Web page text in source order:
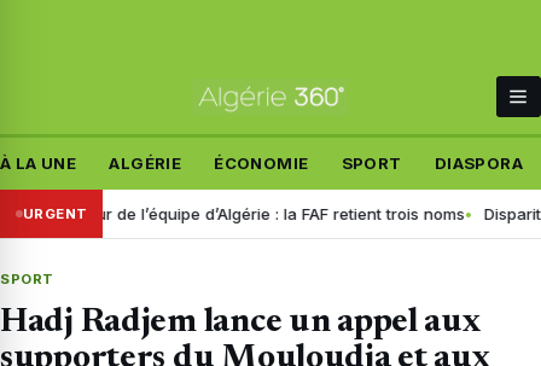
À LA UNE ALGÉRIE ÉCONOMIE SPORT DIASPORA
URGENTde l’équipe d’Algérie : la FAF retient trois noms Disparition de
SPORT
Hadj Radjem lance un appel aux
supporters du Mouloudia et aux